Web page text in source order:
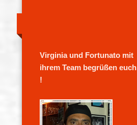
Virginia und Fortunato mit
ihrem Team begrüßen euch
!